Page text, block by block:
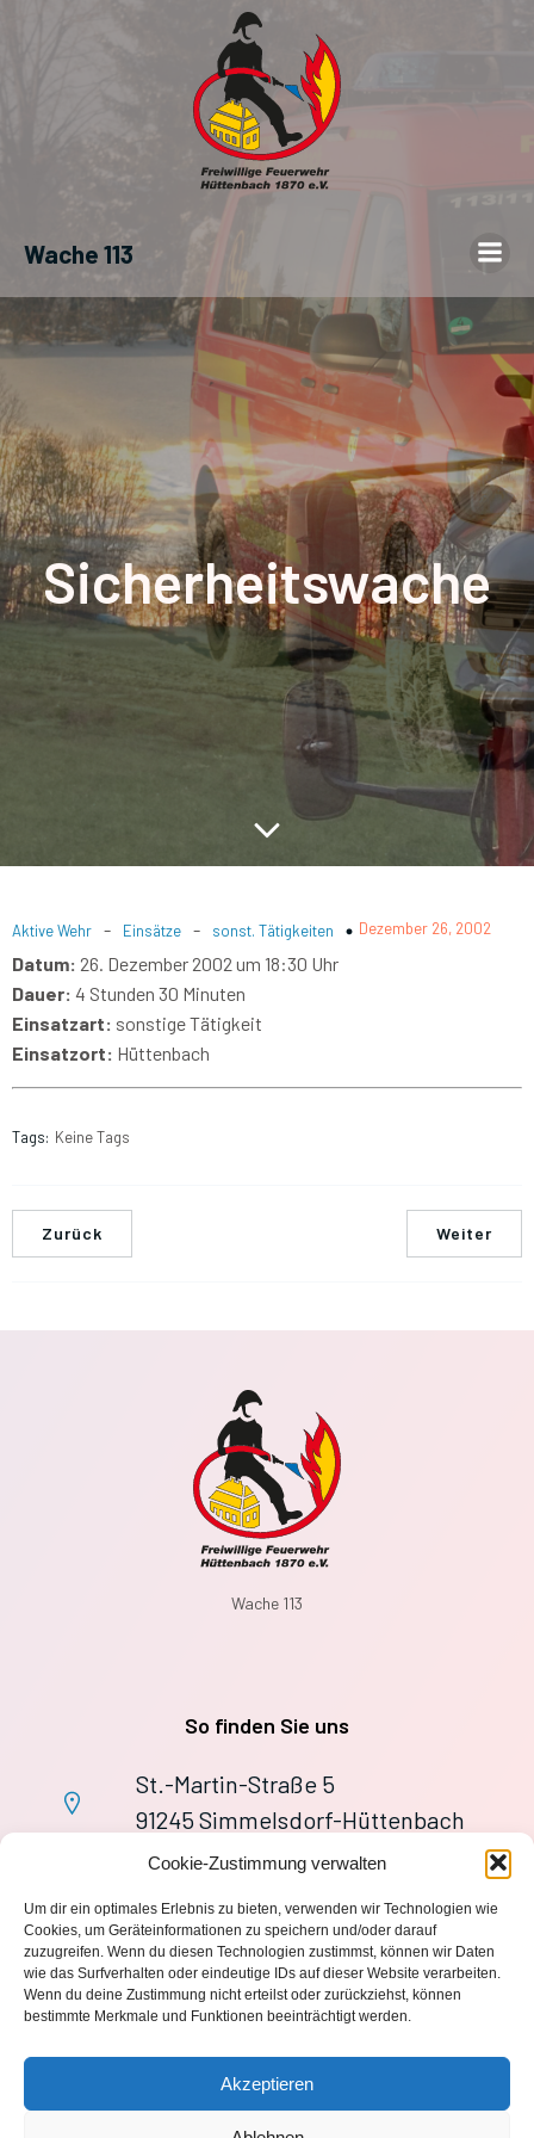
Cookie-Zustimmung verwalten
Um dir ein optimales Erlebnis zu bieten, verwenden wir Technologien wie
Cookies, um Geräteinformationen zu speichern und/oder darauf
zuzugreifen. Wenn du diesen Technologien zustimmst, können wir Daten
wie das Surfverhalten oder eindeutige IDs auf dieser Website verarbeiten.
Wenn du deine Zustimmung nicht erteilst oder zurückziehst, können
bestimmte Merkmale und Funktionen beeinträchtigt werden.
Akzeptieren
Wache 113
Sicherheitswache
Aktive Wehr - Einsätze - sonst. Tätigkeiten Dezember 26, 2002
Datum: 26. Dezember 2002 um 18:30 Uhr
Dauer: 4 Stunden 30 Minuten
Einsatzart: sonstige Tätigkeit
Einsatzort: Hüttenbach
Tags: Keine Tags
Zurück Weiter
Wache 113
So finden Sie uns
St.-Martin-Straße 5
91245 Simmelsdorf-Hüttenbach
+49 9155 9279727
wache113@ff-huettenbach.de